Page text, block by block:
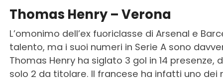
Thomas Henry – Verona
L’omonimo dell’ex fuoriclasse di Arsenal e
talento, ma i suoi numeri in Serie A sono
Thomas Henry ha siglato 3 gol in 14
solo 2 da titolare. Il francese ha infatti uno